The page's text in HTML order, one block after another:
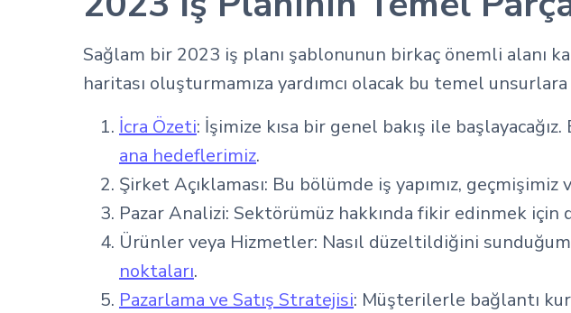
Sağlam bir 2023 iş planı şablonunun birkaç önemli alanı
haritası oluşturmamıza yardımcı olacak bu temel unsurlara
İcra Özeti: İşimize kısa bir genel bakış ile
ana hedeflerimiz.
Şirket Açıklaması: Bu bölümde iş yapımız, geçmişimiz
Pazar Analizi: Sektörümüz hakkında fikir edinmek için
Ürünler veya Hizmetler: Nasıl düzeltildiğini
noktaları.
Pazarlama ve Satış Stratejisi: Müşterilerle bağlantı